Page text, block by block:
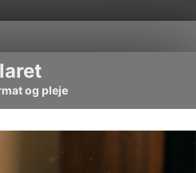
og pleje